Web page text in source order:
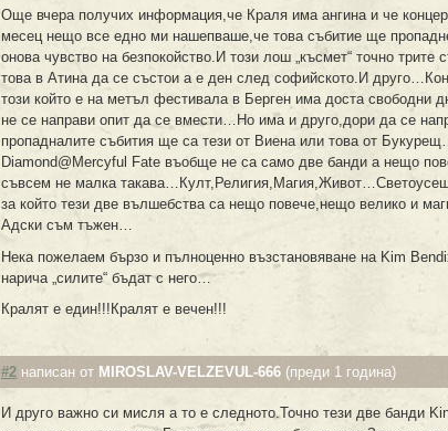
Още вчера получих информация,че Краля има ангина и че
месец нещо все едно ми нашепваше,че това събитие ще
онова чувство на безпокойство.И този лош „късмет“ точно
това в Атина да се състои а е ден след софийското.И
този който е на метъл фестивала в Берген има доста свободни
не се направи опит да се вмести…Но има и друго,дори да се
пропадналите събития ще са тези от Виена или това от
Diamond@Mercyful Fate въобще не са само две банди а нещо
съвсем не малка
за който тези две вълшебства са нещо повече,нещо велико и
Адски съм тъжен…
Нека пожелаем бързо и пълноценно възстановяване на Kim
нарича „силите“ бъдат с него…
Кралят е един!!!Кралят е вечен!!!
#2 написан от MIROSLAV-VELZEVUL-666 (преди 1 година)
И друго важно си мисля а то е следното.Точно тези две банди